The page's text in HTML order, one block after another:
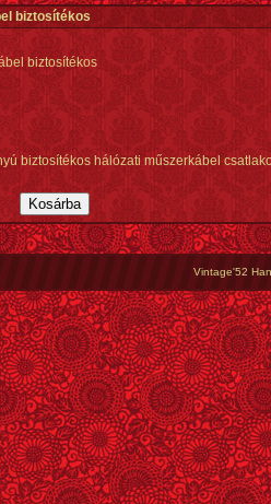
biztosítékos
biztosítékos
biztosítékos hálózati műszerkábel
Vintage'52